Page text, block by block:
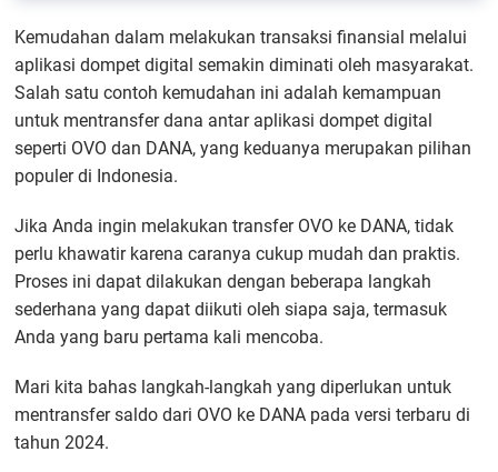
Kemudahan dalam melakukan transaksi finansial melalui
aplikasi dompet digital semakin diminati oleh masyarakat.
Salah satu contoh kemudahan ini adalah kemampuan
untuk mentransfer dana antar aplikasi dompet digital
seperti OVO dan DANA, yang keduanya merupakan pilihan
populer di Indonesia.
Jika Anda ingin melakukan transfer OVO ke DANA, tidak
perlu khawatir karena caranya cukup mudah dan praktis.
Proses ini dapat dilakukan dengan beberapa langkah
sederhana yang dapat diikuti oleh siapa saja, termasuk
Anda yang baru pertama kali mencoba.
Mari kita bahas langkah-langkah yang diperlukan untuk
mentransfer saldo dari OVO ke DANA pada versi terbaru di
tahun 2024.